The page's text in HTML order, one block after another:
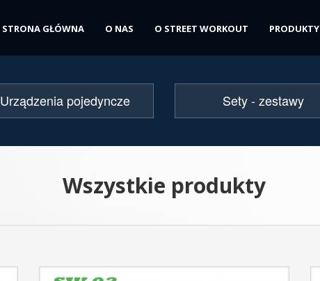
STRONA GŁÓWNA O NAS O STREET WORKOUT PRODUKTY
Urządzenia pojedyncze Sety - zestawy
Wszystkie produkty